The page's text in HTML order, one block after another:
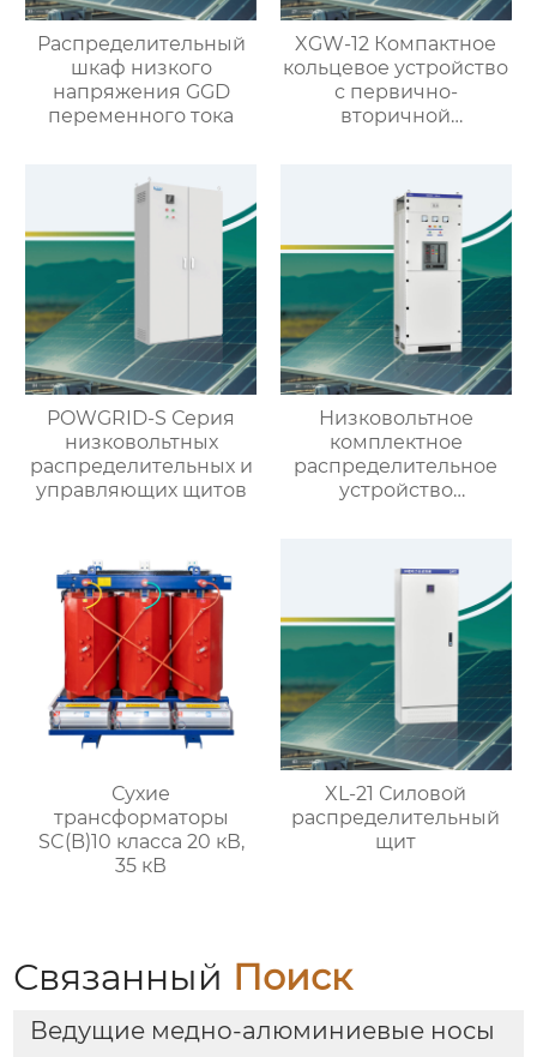
Распределительный
шкаф низкого
напряжения GGD
переменного тока
XGW-12 Компактное
кольцевое устройство
с первично-
вторичной
POWGRID-S Серия
низковольтных
распределительных и
управляющих щитов
Низковольтное
комплектное
распределительное
устройство
Сухие
трансформаторы
SC(B)10 класса 20 кВ,
35 кВ
XL-21 Силовой
распределительный
щит
Связанный Поиск
Ведущие медно-алюминиевые носы